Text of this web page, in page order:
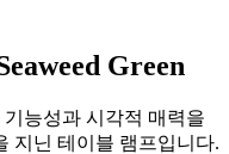
Green
기능성과 시각적 매력을
지닌 테이블 램프입니다.